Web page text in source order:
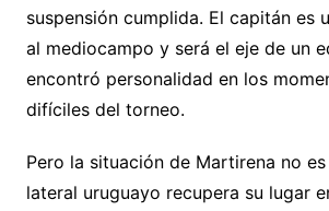
suspensión cumplida. El capitán es
al mediocampo y será el eje de un
encontró personalidad en los
difíciles del torneo.
Pero la situación de Martirena no
lateral uruguayo recupera su lugar